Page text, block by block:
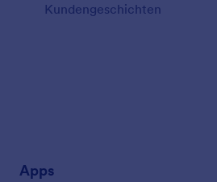
Kundengeschichten
Apps